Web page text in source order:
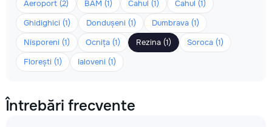
Aeroport (2)
BAM (1) Cahul (1)
Cahul (1)
Ghidighici (1)
Dondușeni (1)
Dumbrava (1)
Nisporeni (1)
Ocnița (1) Rezina (1)
Soroca (1)
Florești (1)
Ialoveni (1)
Întrebări frecvente